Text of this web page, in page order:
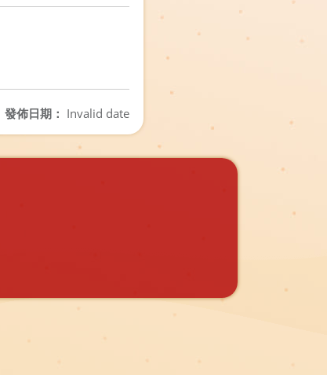
發佈日期： Invalid date